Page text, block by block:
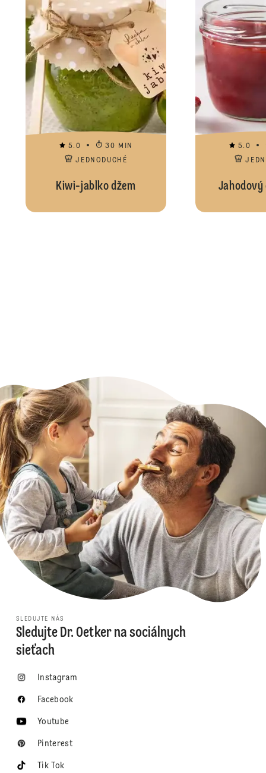
5.0
30 MIN
JEDNODUCHÉ
Kiwi-jablko džem
5.0
Jahodový
SLEDUJTE NÁS
Sledujte Dr. Oetker na sociálnych
sieťach
Instagram
Facebook
Youtube
Pinterest
Tik Tok